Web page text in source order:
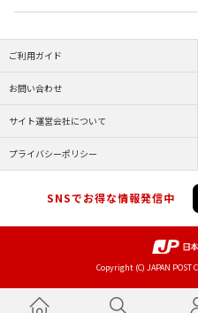
ご利用ガイド
お問い合わせ
サイト運営会社について
プライバシーポリシー
SNSでお得な情報発信中
Copyright (C) JAPAN